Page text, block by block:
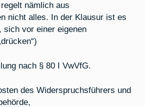
nämlich aus
nicht alles. In der Klausur ist es
sich vor einer eigenen
nach § 80 I VwVfG.
des Widerspruchsführers und